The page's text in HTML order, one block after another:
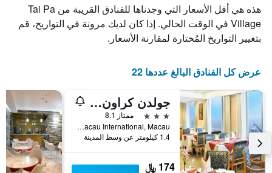
هذه هي أقل الأسعار التي وجدناها للفنادق القريبة من Tai Pa
Village في الوقت الحالي. إذا كان لديك مرونة في التواريخ، قم
بتغيير التواريخ المُختارة لمقارنة الأسعار.
عرض كل الفنادق البالغ عددها 22
جولدن كراون تشاينا هوتل
3 نجوم
ممتاز 8.1
Opposite To The Macau International, Macau
1.4 كيلومتر عن وسط المدينة
174 ﷼